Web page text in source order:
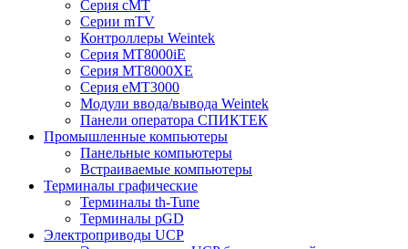
Серия cMT
Серии mTV
Контроллеры Weintek
Серия MT8000iE
Серия MT8000XE
Серия eMT3000
Модули ввода/вывода Weintek
Панели оператора СПИКТЕК
Промышленные компьютеры
Панельные компьютеры
Встраиваемые компьютеры
Терминалы графические
Терминалы th-Tune
Терминалы pGD
Электроприводы UCP